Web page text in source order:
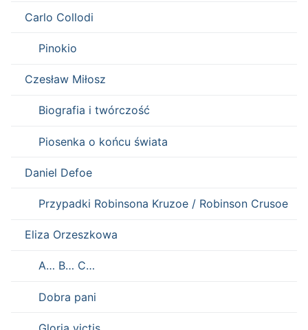
Carlo Collodi
Pinokio
Czesław Miłosz
Biografia i twórczość
Piosenka o końcu świata
Daniel Defoe
Przypadki Robinsona Kruzoe / Robinson Crusoe
Eliza Orzeszkowa
A… B… C…
Dobra pani